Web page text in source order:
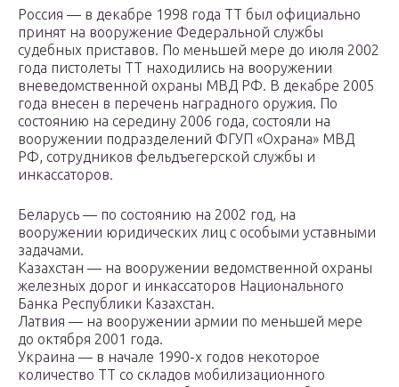
Россия — в декабре 1998 года ТТ был официально
принят на вооружение Федеральной службы
судебных приставов. По меньшей мере до июля 2002
года пистолеты ТТ находились на вооружении
вневедомственной охраны МВД РФ. В декабре 2005
года внесен в перечень наградного оружия. По
состоянию на середину 2006 года, состояли на
вооружении подразделений ФГУП «Охрана» МВД
РФ, сотрудников фельдъегерской службы и
инкассаторов.
Беларусь — по состоянию на 2002 год, на
вооружении юридических лиц с особыми уставными
задачами.
Казахстан — на вооружении ведомственной охраны
железных дорог и инкассаторов Национального
Банка Республики Казахстан.
Латвия — на вооружении армии по меньшей мере
до октября 2001 года.
Украина — в начале 1990-х годов некоторое
количество ТТ со складов мобилизационного